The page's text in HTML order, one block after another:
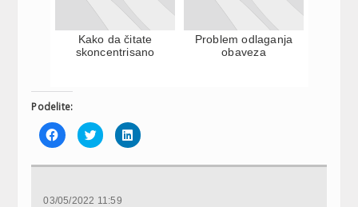
Kako da čitate
skoncentrisano
Problem odlaganja
obaveza
Podelite:
Click
to
share
Facebook
new
Click
to
share
Twitter
new
Click
to
LinkedIn
03/05/2022 11:59